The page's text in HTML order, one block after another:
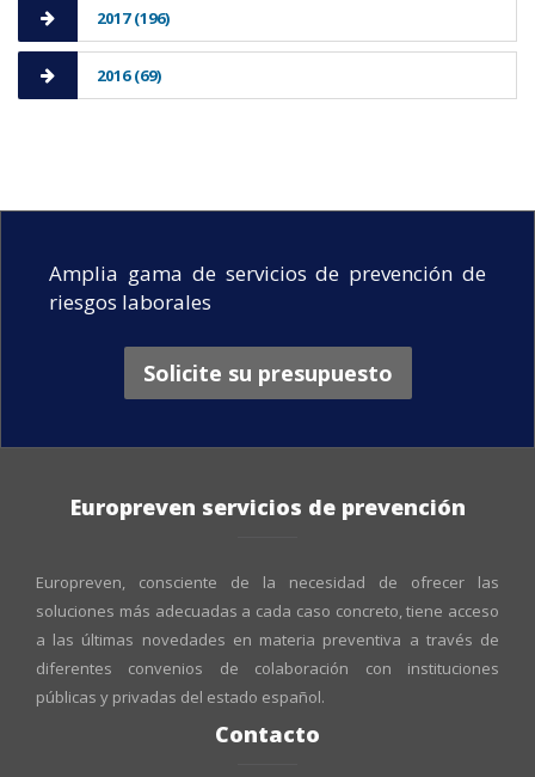
2017 (196)
2016 (69)
Amplia gama de servicios de prevención de
riesgos laborales
Solicite su presupuesto
Europreven servicios de prevención
Europreven, consciente de la necesidad de ofrecer las
soluciones más adecuadas a cada caso concreto, tiene acceso
a las últimas novedades en materia preventiva a través de
diferentes convenios de colaboración con instituciones
públicas y privadas del estado español.
Contacto